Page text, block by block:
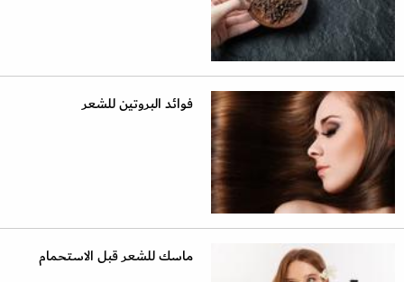
فوائد البروتين للشعر
ماسك للشعر قبل الاستحمام